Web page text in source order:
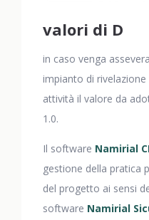
valori di D
in caso venga
impianto di rivelazione
attività il valore da
1.0.
Il software Namirial
gestione della pratica
del progetto ai sensi
software Namirial